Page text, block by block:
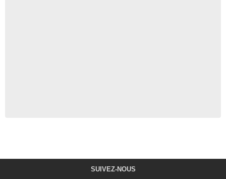
SUIVEZ-NOUS